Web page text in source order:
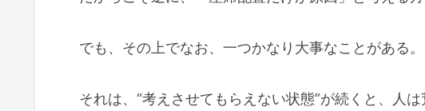
でも、その上でなお、一つかなり大事なことがある。
それは、“考えさせてもらえない状態”が続くと、人は